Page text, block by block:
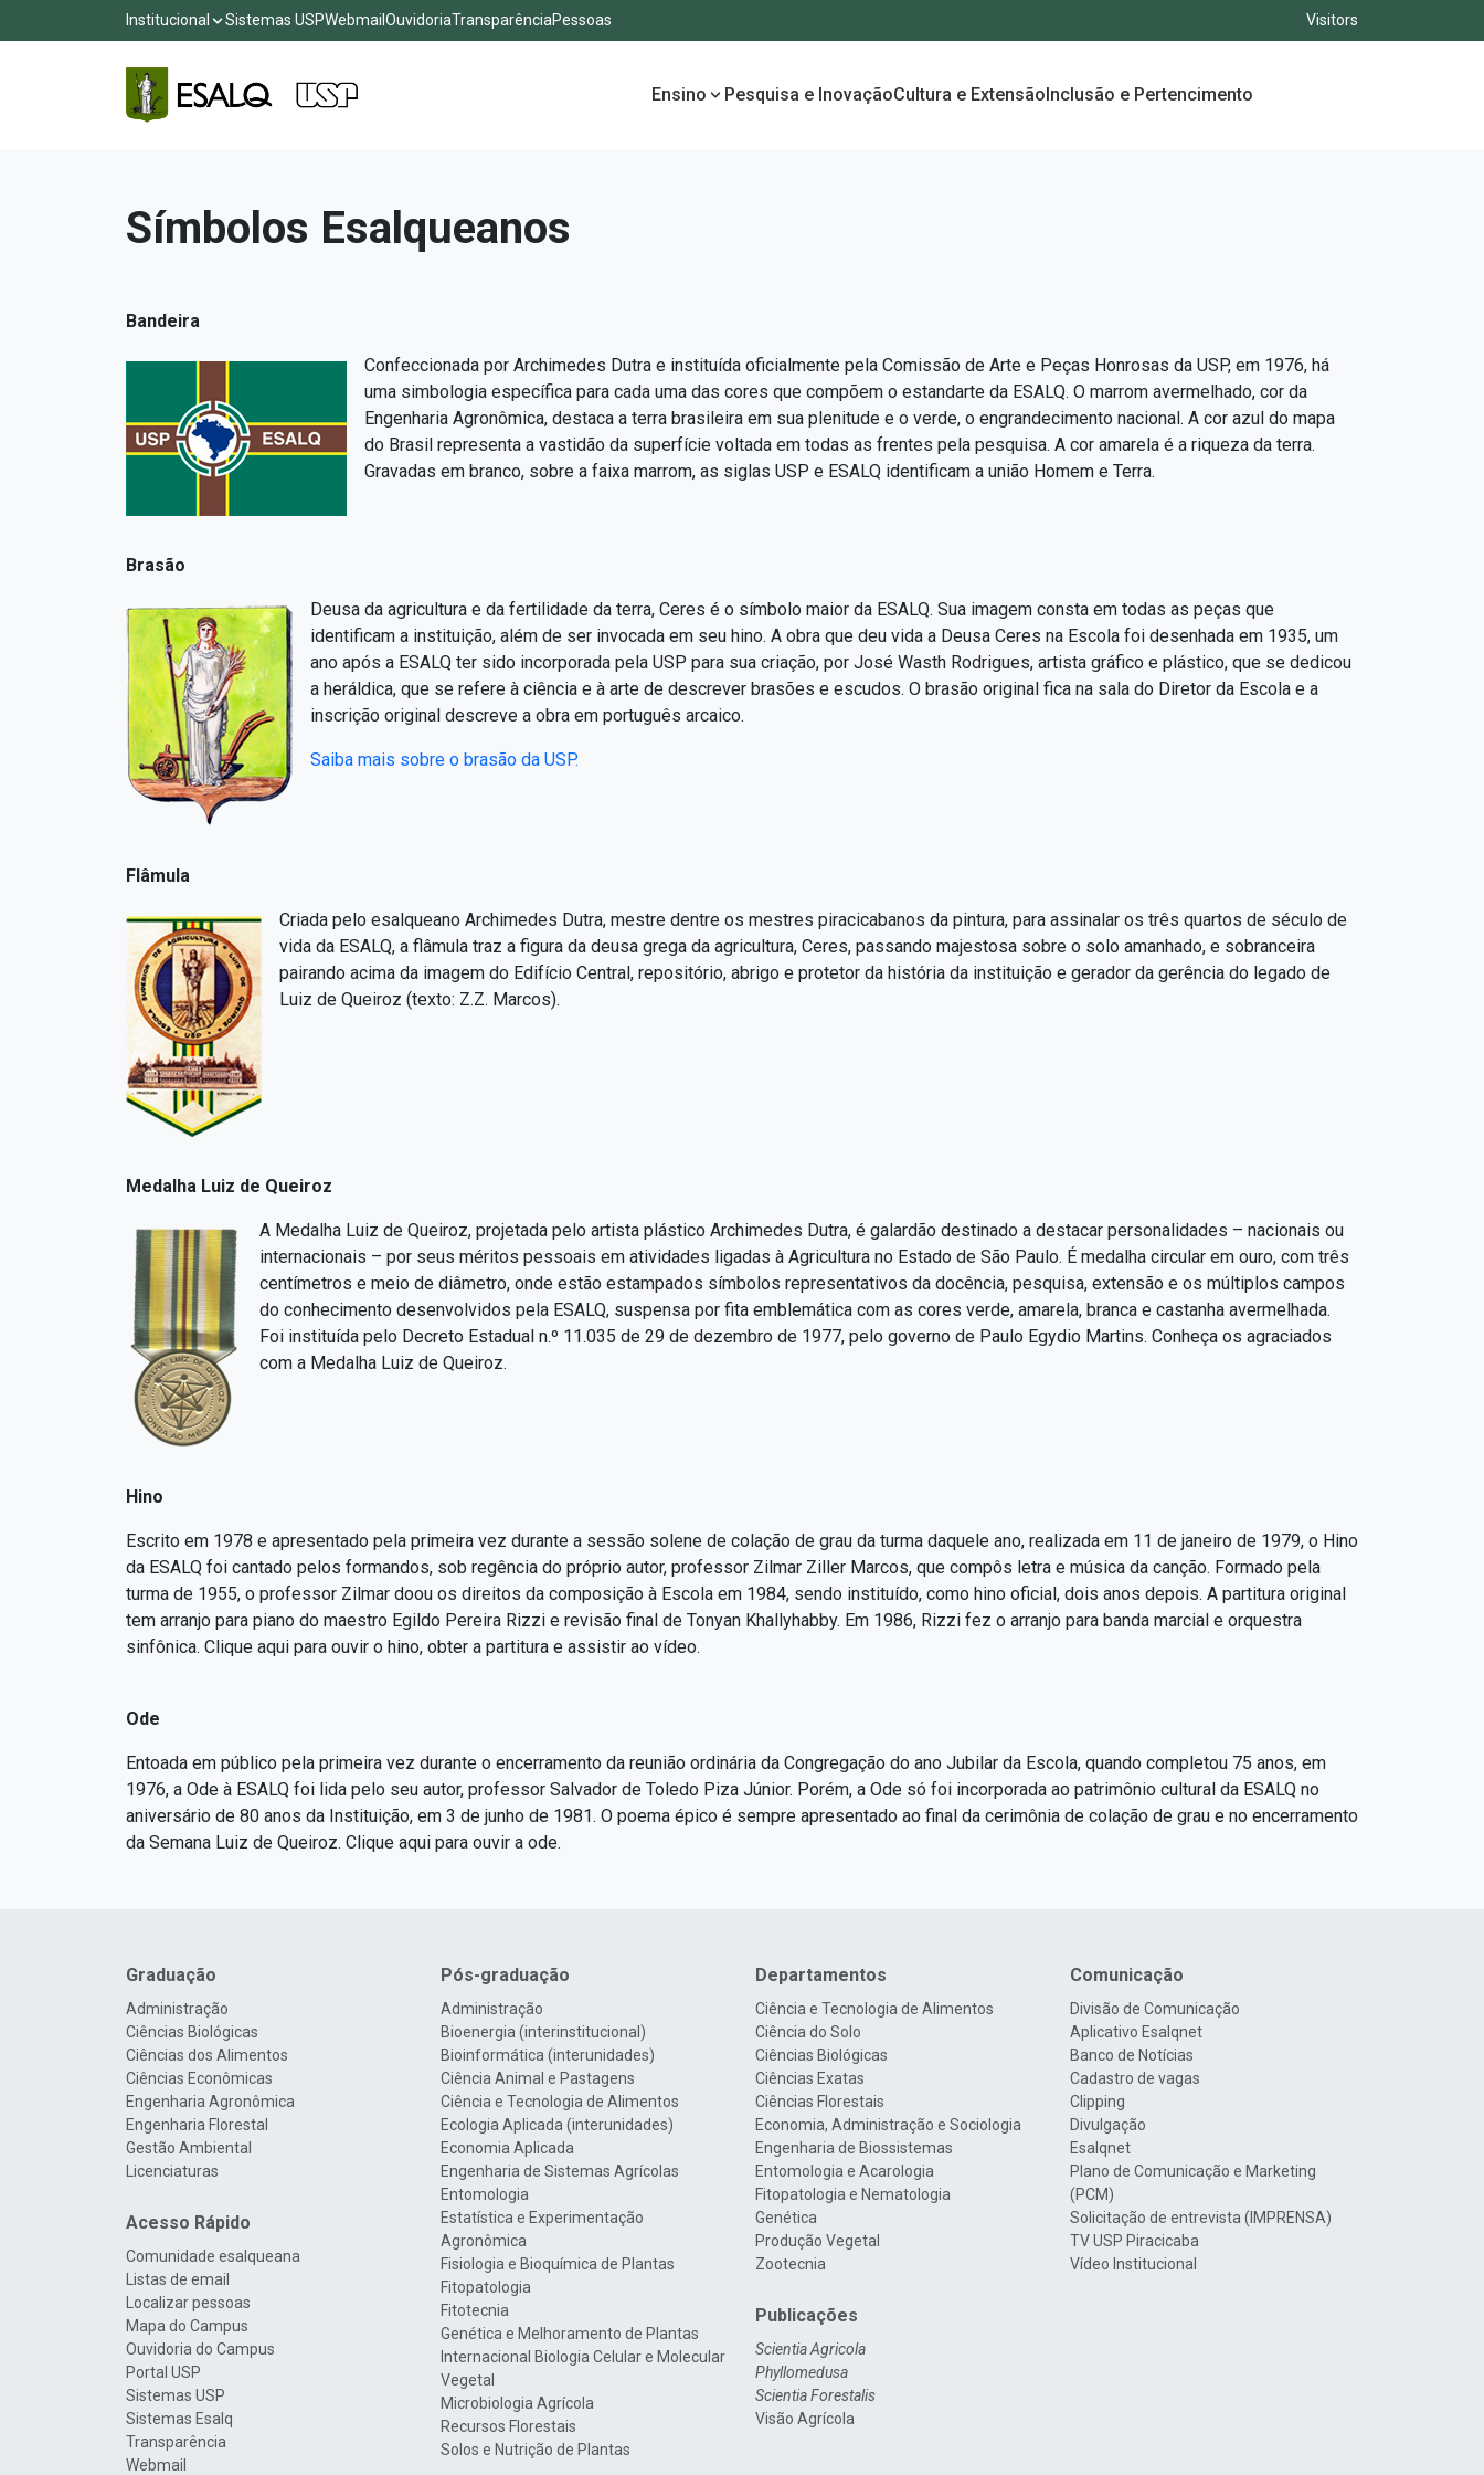
Institucional Sistemas USPWebmail OuvidoriaTransparênciaPessoas Visitors
Ensino Pesquisa e InovaçãoCultura e ExtensãoInclusão e Pertencimento
Símbolos Esalqueanos
Bandeira
Confeccionada por Archimedes Dutra e instituída oficialmente pela Comissão de Arte e Peças Honrosas da USP, em 1976, há
uma simbologia específica para cada uma das cores que compõem o estandarte da ESALQ. O marrom avermelhado, cor da
Engenharia Agronômica, destaca a terra brasileira em sua plenitude e o verde, o engrandecimento nacional. A cor azul do mapa
do Brasil representa a vastidão da superfície voltada em todas as frentes pela pesquisa. A cor amarela é a riqueza da terra.
Gravadas em branco, sobre a faixa marrom, as siglas USP e ESALQ identificam a união Homem e Terra.
Brasão
Deusa da agricultura e da fertilidade da terra, Ceres é o símbolo maior da ESALQ. Sua imagem consta em todas as peças que
identificam a instituição, além de ser invocada em seu hino. A obra que deu vida a Deusa Ceres na Escola foi desenhada em 1935, um
ano após a ESALQ ter sido incorporada pela USP para sua criação, por José Wasth Rodrigues, artista gráfico e plástico, que se dedicou
a heráldica, que se refere à ciência e à arte de descrever brasões e escudos. O brasão original fica na sala do Diretor da Escola e a
inscrição original descreve a obra em português arcaico.
Saiba mais sobre o brasão da USP.
Flâmula
Criada pelo esalqueano Archimedes Dutra, mestre dentre os mestres piracicabanos da pintura, para assinalar os três quartos de século de
vida da ESALQ, a flâmula traz a figura da deusa grega da agricultura, Ceres, passando majestosa sobre o solo amanhado, e sobranceira
pairando acima da imagem do Edifício Central, repositório, abrigo e protetor da história da instituição e gerador da gerência do legado de
Luiz de Queiroz (texto: Z.Z. Marcos).
Medalha Luiz de Queiroz
A Medalha Luiz de Queiroz, projetada pelo artista plástico Archimedes Dutra, é galardão destinado a destacar personalidades – nacionais ou
internacionais – por seus méritos pessoais em atividades ligadas à Agricultura no Estado de São Paulo. É medalha circular em ouro, com três
centímetros e meio de diâmetro, onde estão estampados símbolos representativos da docência, pesquisa, extensão e os múltiplos campos
do conhecimento desenvolvidos pela ESALQ, suspensa por fita emblemática com as cores verde, amarela, branca e castanha avermelhada.
Foi instituída pelo Decreto Estadual n.º 11.035 de 29 de dezembro de 1977, pelo governo de Paulo Egydio Martins. Conheça os agraciados
com a Medalha Luiz de Queiroz.
Hino
Escrito em 1978 e apresentado pela primeira vez durante a sessão solene de colação de grau da turma daquele ano, realizada em 11 de janeiro de 1979, o Hino
da ESALQ foi cantado pelos formandos, sob regência do próprio autor, professor Zilmar Ziller Marcos, que compôs letra e música da canção. Formado pela
turma de 1955, o professor Zilmar doou os direitos da composição à Escola em 1984, sendo instituído, como hino oficial, dois anos depois. A partitura original
tem arranjo para piano do maestro Egildo Pereira Rizzi e revisão final de Tonyan Khallyhabby. Em 1986, Rizzi fez o arranjo para banda marcial e orquestra
sinfônica. Clique aqui para ouvir o hino, obter a partitura e assistir ao vídeo.
Ode
Entoada em público pela primeira vez durante o encerramento da reunião ordinária da Congregação do ano Jubilar da Escola, quando completou 75 anos, em
1976, a Ode à ESALQ foi lida pelo seu autor, professor Salvador de Toledo Piza Júnior. Porém, a Ode só foi incorporada ao patrimônio cultural da ESALQ no
aniversário de 80 anos da Instituição, em 3 de junho de 1981. O poema épico é sempre apresentado ao final da cerimônia de colação de grau e no encerramento
da Semana Luiz de Queiroz. Clique aqui para ouvir a ode.
Graduação
Administração
Ciências Biológicas
Ciências dos Alimentos
Ciências Econômicas
Engenharia Agronômica
Engenharia Florestal
Gestão Ambiental
Licenciaturas
Acesso Rápido
Comunidade esalqueana
Listas de email
Localizar pessoas
Mapa do Campus
Ouvidoria do Campus
Portal USP
Sistemas USP
Sistemas Esalq
Transparência
Webmail
Pós-graduação
Administração
Bioenergia (interinstitucional)
Bioinformática (interunidades)
Ciência Animal e Pastagens
Ciência e Tecnologia de Alimentos
Ecologia Aplicada (interunidades)
Economia Aplicada
Engenharia de Sistemas Agrícolas
Entomologia
Estatística e Experimentação
Agronômica
Fisiologia e Bioquímica de Plantas
Fitopatologia
Fitotecnia
Genética e Melhoramento de Plantas
Internacional Biologia Celular e Molecular
Vegetal
Microbiologia Agrícola
Recursos Florestais
Solos e Nutrição de Plantas
Departamentos
Ciência e Tecnologia de Alimentos
Ciência do Solo
Ciências Biológicas
Ciências Exatas
Ciências Florestais
Economia, Administração e Sociologia
Engenharia de Biossistemas
Entomologia e Acarologia
Fitopatologia e Nematologia
Genética
Produção Vegetal
Zootecnia
Publicações
Scientia Agricola
Phyllomedusa
Scientia Forestalis
Visão Agrícola
Comunicação
Divisão de Comunicação
Aplicativo Esalqnet
Banco de Notícias
Cadastro de vagas
Clipping
Divulgação
Esalqnet
Plano de Comunicação e Marketing
(PCM)
Solicitação de entrevista (IMPRENSA)
TV USP Piracicaba
Vídeo Institucional